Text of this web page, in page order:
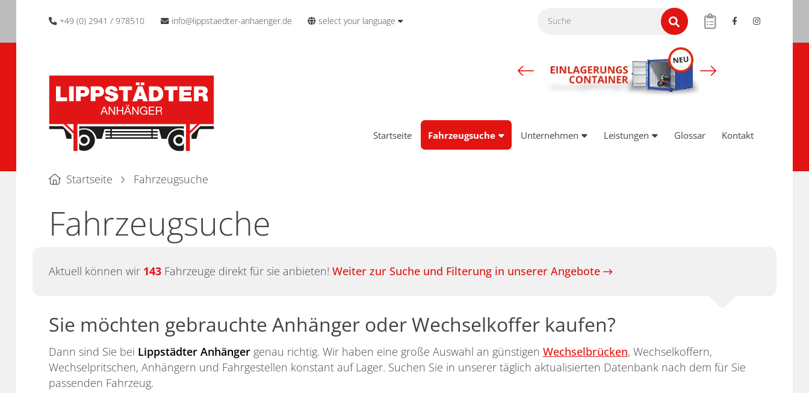
+49 (0) 2941 / 978510 info@lippstaedter-anhaenger.de select your language
Startseite Fahrzeugsuche Unternehmen Leistungen Glossar Kontakt
Startseite Fahrzeugsuche
Fahrzeugsuche
Aktuell können wir 143Fahrzeuge direkt für sie anbieten! Weiter zur Suche und Filterung in unserer Angebote
Sie möchten gebrauchte Anhänger oder Wechselkoffer kaufen?
Dann sind Sie bei Lippstädter Anhängergenau richtig. Wir haben eine große Auswahl an günstigen Wechselbrücken, Wechselkoffern,
Wechselpritschen, Anhängern und Fahrgestellen konstant auf Lager. Suchen Sie in unserer täglich aktualisierten Datenbank nach dem für Sie
passenden Fahrzeug.